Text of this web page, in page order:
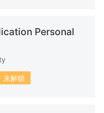
24篇文书
Personal
未解锁